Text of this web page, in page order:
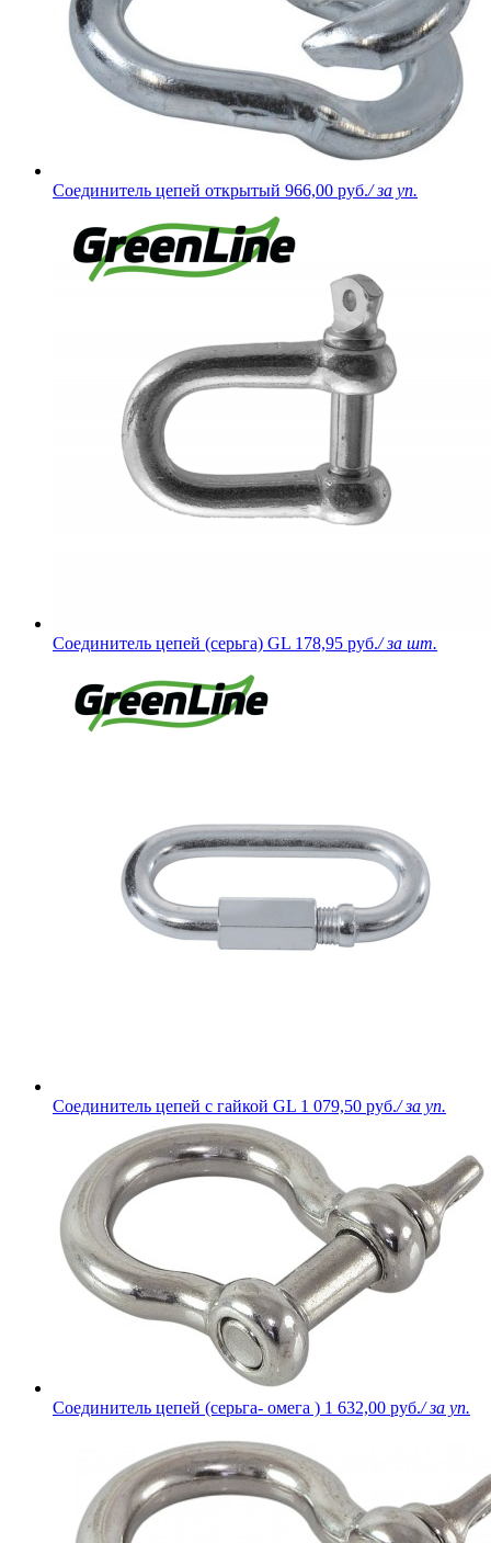
Соединитель цепей открытый 966,00 руб./ за уп.
Соединитель цепей (серьга) GL 178,95 руб./ за шт.
Соединитель цепей с гайкой GL 1 079,50 руб./ за уп.
Соединитель цепей (серьга- омега ) 1 632,00 руб./ за уп.